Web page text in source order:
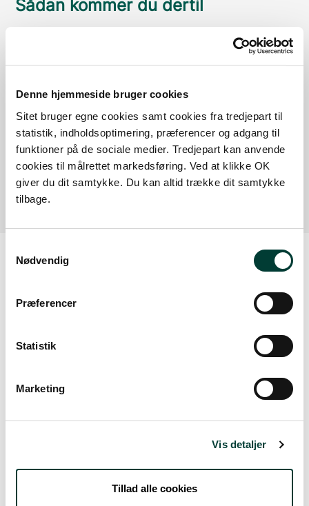
Denne hjemmeside bruger cookies
Sitet bruger egne cookies samt cookies fra tredjepart til
statistik, indholdsoptimering, præferencer og adgang til
funktioner på de sociale medier. Tredjepart kan anvende
cookies til målrettet markedsføring. Ved at klikke OK
giver du dit samtykke. Du kan altid trække dit samtykke
tilbage.
Nødvendig
Præferencer
Statistik
Marketing
Vis detaljer
Tillad alle cookies
Sådan kommer du dertil
Google Maps
Der er ingen parkeringspladser i umiddelbar nærhed
af faciliteten.
skydække